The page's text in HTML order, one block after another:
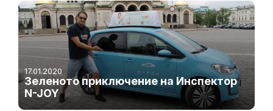
17.01.2020
Зеленото приключение на Инспектор
N-JOY